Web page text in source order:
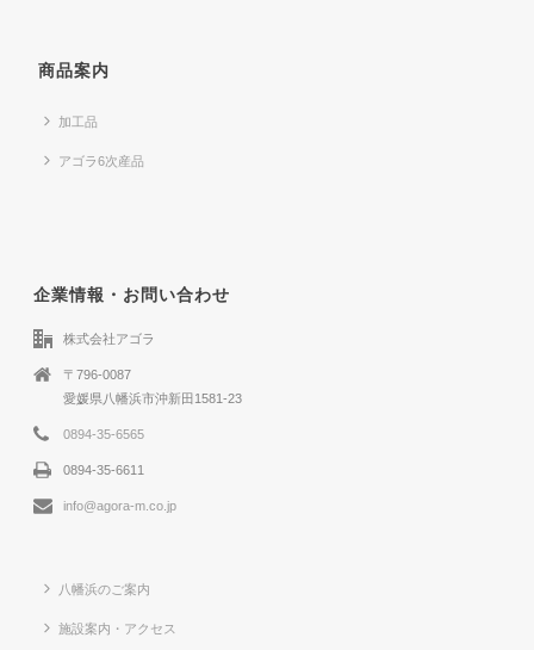
商品案内
加工品
アゴラ6次産品
企業情報・お問い合わせ
株式会社アゴラ
〒796-0087
愛媛県八幡浜市沖新田1581-23
0894-35-6565
0894-35-6611
info@agora-m.co.jp
八幡浜のご案内
施設案内・アクセス